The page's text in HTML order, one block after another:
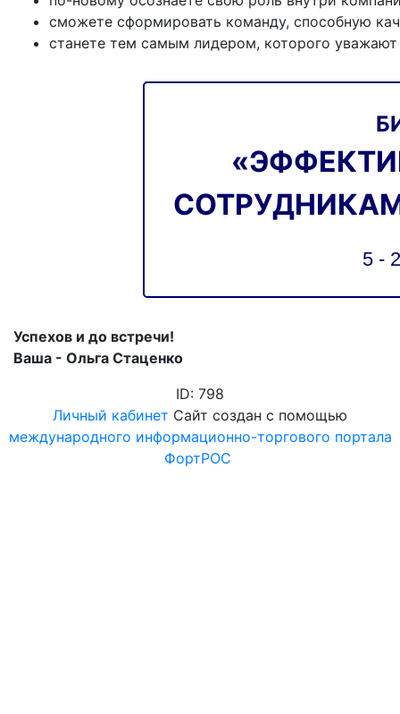
сможете сформировать команду, способную
станете тем самым лидером, которого
5 -
Успехов и до встречи!
Ваша - Ольга Стаценко
ID: 798
Личный кабинет Сайт создан с помощью
международного информационно-торгового портала
ФортРОС